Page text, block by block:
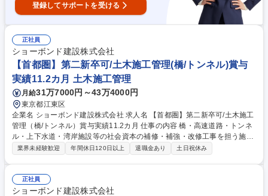
登録してサポートを受ける
正社員
ショーボンド建設株式会社
【首都圏】第二新卒可/土木施工管理(橋/トンネル)賞与
実績11.2カ月 土木施工管理
月給31万7000円～43万4000円
東京都江東区
企業名 ショーボンド建設株式会社 求人名 【首都圏】第二新卒可/土木施工
管理（橋/トンネル）賞与実績11.2カ月 仕事の内容 橋・高速道路・トンネ
ル・上下水道・湾岸施設等の社会資本の補修・補強・改修工事を担う施工
管理として、末永く活躍頂ける方を募集しています。【仕事詳細】施工計
【規模】5000～1億円程 度から3～10億円規模まで【工期】小規模で1
年、大型で2～4年 ≪補修工事ならではの醍醐味≫新設工事に比べ小さな
業界未経験歓迎 年間休日120日以上 退職金あり 土日祝休み
正社員
ショーボンド建設株式会社